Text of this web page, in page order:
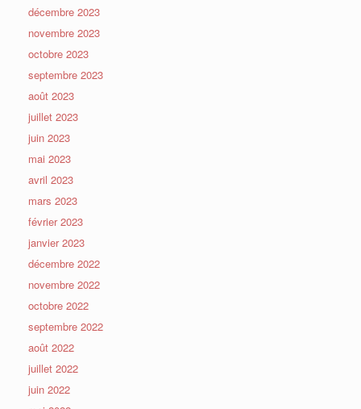
décembre 2023
novembre 2023
octobre 2023
septembre 2023
août 2023
juillet 2023
juin 2023
mai 2023
avril 2023
mars 2023
février 2023
janvier 2023
décembre 2022
novembre 2022
octobre 2022
septembre 2022
août 2022
juillet 2022
juin 2022